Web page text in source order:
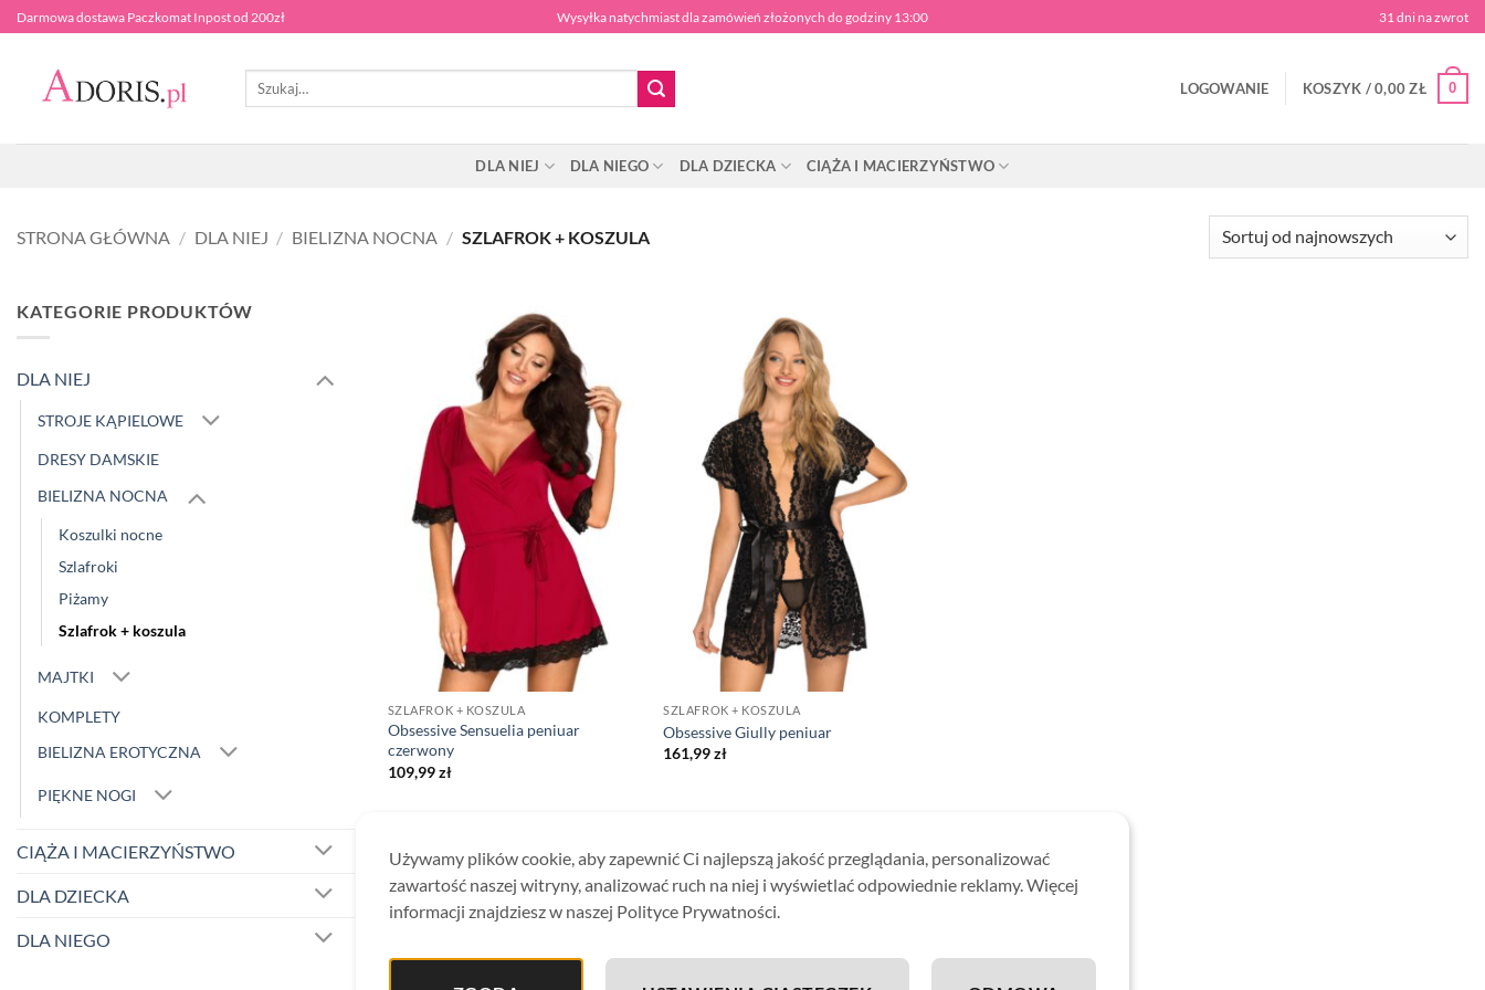
Przewiń
do
zawartości
Darmowa dostawa Paczkomat Inpost od 200zł Wysyłka natychmiast dla zamówień złożonych do godziny 13:00 31 dni na zwrot
Szukaj:
LOGOWANIE KOSZYK /0,00ZŁ 0
DLA NIEJ DLA NIEGO DLA DZIECKA CIĄŻA I MACIERZYŃSTWO
STRONA GŁÓWNA / DLA NIEJ / BIELIZNA NOCNA / SZLAFROK + KOSZULA
KATEGORIE PRODUKTÓW
DLA NIEJ
STROJE KĄPIELOWE
DRESY DAMSKIE
BIELIZNA NOCNA
Koszulki nocne
Szlafroki
Piżamy
Szlafrok + koszula
MAJTKI
KOMPLETY
BIELIZNA EROTYCZNA
PIĘKNE NOGI
CIĄŻA I MACIERZYŃSTWO
DLA DZIECKA
DLA NIEGO
SZLAFROK + KOSZULA
Obsessive Sensuelia peniuar
czerwony
109,99zł
SZLAFROK + KOSZULA
Obsessive Giully peniuar
161,99zł
Używamy plików cookie, aby zapewnić Ci najlepszą jakość przeglądania, personalizować
zawartość naszej witryny, analizować ruch na niej i wyświetlać odpowiednie reklamy. Więcej
informacji znajdziesz w naszej Polityce Prywatności.